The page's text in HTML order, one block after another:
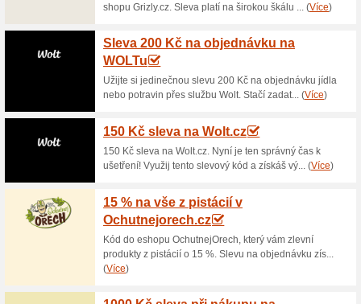
Wineinstitute.cz
75% fungovalo
Akce
Objednejte si v internetovém
Kč a dopravu budete mít
bezplatného dovozu a
Doprava zdarma